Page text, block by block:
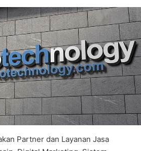
Partner dan Layanan Jasa